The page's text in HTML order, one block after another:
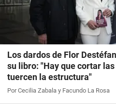
Los dardos de Flor
su libro: "Hay que cortar
tuercen la estructura"
Por Cecilia Zabala y Facundo La Rosa